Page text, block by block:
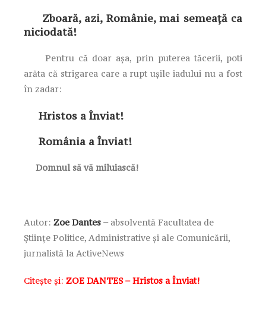
Zboară, azi, Românie, mai semeață ca
niciodată!
Pentru că doar așa, prin puterea tăcerii, poti
arăta că strigarea care a rupt ușile iadului nu a fost
în zadar:
Hristos a Înviat!
România a Înviat!
Domnul să vă miluiască!
Autor: Zoe Dantes – absolventă Facultatea de
Ştiinţe Politice, Administrative şi ale Comunicării,
jurnalistă la ActiveNews
Citește și: ZOE DANTES – Hristos a Înviat!